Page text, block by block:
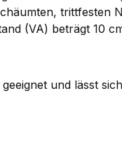
(VA) beträgt 10
und lässt